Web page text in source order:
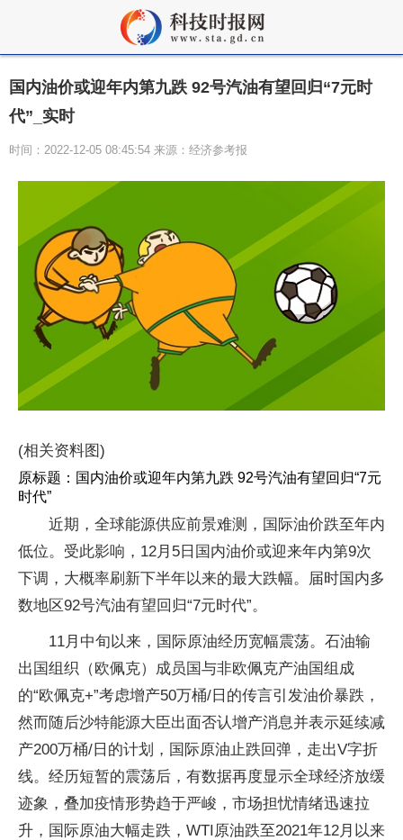
国内油价或迎年内第九跌 92号汽油有望回归“7元时
代”_实时
时间：2022-12-05 08:45:54 来源：经济参考报
(相关资料图)
原标题：国内油价或迎年内第九跌 92号汽油有望回归“7元
时代”
近期，全球能源供应前景难测，国际油价跌至年内
低位。受此影响，12月5日国内油价或迎来年内第9次
下调，大概率刷新下半年以来的最大跌幅。届时国内多
数地区92号汽油有望回归“7元时代”。
11月中旬以来，国际原油经历宽幅震荡。石油输
出国组织（欧佩克）成员国与非欧佩克产油国组成
的“欧佩克+”考虑增产50万桶/日的传言引发油价暴跌，
然而随后沙特能源大臣出面否认增产消息并表示延续减
产200万桶/日的计划，国际原油止跌回弹，走出V字折
线。经历短暂的震荡后，有数据再度显示全球经济放缓
迹象，叠加疫情形势趋于严峻，市场担忧情绪迅速拉
升，国际原油大幅走跌，WTI原油跌至2021年12月以来